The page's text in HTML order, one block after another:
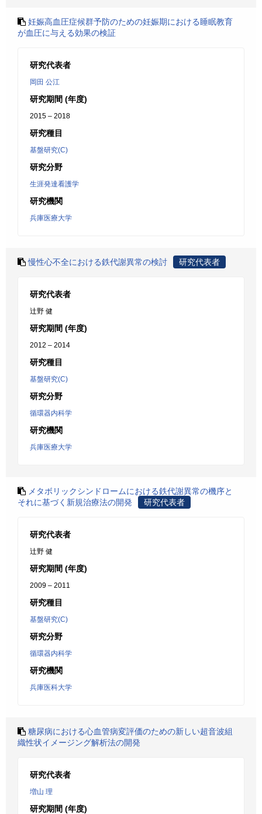
妊娠高血圧症候群予防のための妊娠期における睡眠教育
が血圧に与える効果の検証
研究代表者
岡田 公江
研究期間 (年度)
2015 – 2018
研究種目
基盤研究(C)
研究分野
生涯発達看護学
研究機関
兵庫医療大学
慢性心不全における鉄代謝異常の検討 研究代表者
研究代表者
辻野 健
研究期間 (年度)
2012 – 2014
研究種目
基盤研究(C)
研究分野
循環器内科学
研究機関
兵庫医療大学
メタボリックシンドロームにおける鉄代謝異常の機序と
それに基づく新規治療法の開発
研究代表者
研究代表者
辻野 健
研究期間 (年度)
2009 – 2011
研究種目
基盤研究(C)
研究分野
循環器内科学
研究機関
兵庫医科大学
糖尿病における心血管病変評価のための新しい超音波組
織性状イメージング解析法の開発
研究代表者
増山 理
研究期間 (年度)